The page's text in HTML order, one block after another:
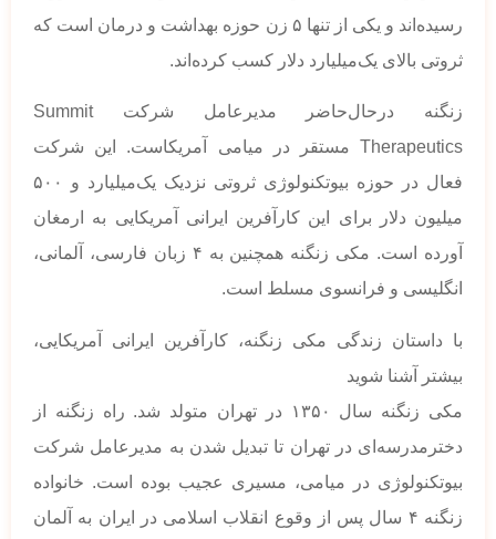
رسیده‌اند و یکی از تنها ۵ زن حوزه بهداشت و درمان است که
ثروتی بالای یک‌میلیارد دلار کسب کرده‌اند.
زنگنه درحال‌حاضر مدیرعامل شرکت Summit
Therapeutics مستقر در میامی آمریکاست. این شرکت
فعال در حوزه بیوتکنولوژی ثروتی نزدیک یک‌میلیارد و ۵۰۰
میلیون دلار برای این کارآفرین ایرانی آمریکایی به ارمغان
آورده است. مکی زنگنه همچنین به ۴ زبان فارسی، آلمانی،
انگلیسی و فرانسوی مسلط است.
با داستان زندگی مکی زنگنه، کارآفرین ایرانی آمریکایی،
بیشتر آشنا شوید
مکی زنگنه سال ۱۳۵۰ در تهران متولد شد. راه زنگنه از
دخترمدرسه‌ای در تهران تا تبدیل‌ شدن به مدیرعامل شرکت
بیوتکنولوژی در میامی، مسیری عجیب بوده است. خانواده
زنگنه ۴ سال پس از وقوع انقلاب اسلامی در ایران به آلمان